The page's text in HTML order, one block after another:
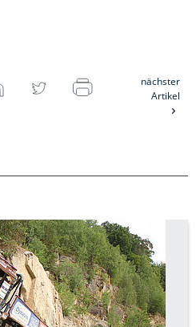
nächster
Artikel